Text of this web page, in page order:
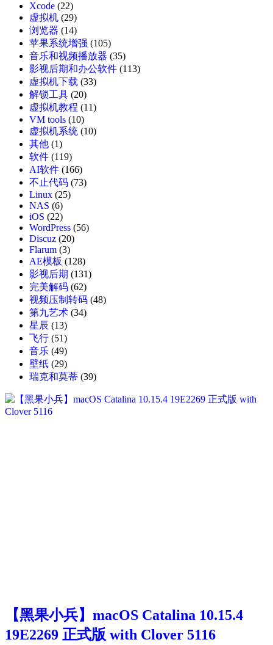
Xcode (22)
虚拟机 (29)
浏览器 (14)
苹果系统增强 (105)
音乐和视频播放器 (35)
影视后期和办公软件 (113)
虚拟机下载 (33)
解锁工具 (20)
虚拟机教程 (11)
VM tools (10)
虚拟机系统 (10)
其他 (1)
软件 (119)
AI软件 (166)
不止代码 (73)
Linux (25)
NAS (6)
iOS (22)
WordPress (56)
Discuz (20)
Flarum (3)
AE模板 (128)
影视后期 (131)
完美解码 (62)
视频压制转码 (48)
第九艺术 (34)
星辰 (13)
飞行 (51)
音乐 (49)
壁纸 (29)
瑞克和莫蒂 (39)
【黑果小兵】macOS Catalina 10.15.4
19E2269 正式版 with Clover 5116